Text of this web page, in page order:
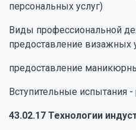
персональных услуг)
Виды профессиональной
предоставление визажных
предоставление
Вступительные испытания -
43.02.17 Технологии